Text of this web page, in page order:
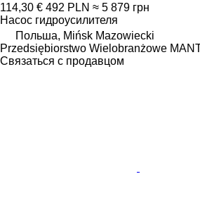
114,30 € 492 PLN ≈ 5 879 грн
Насос гидроусилителя
Польша, Mińsk Mazowiecki
Przedsiębiorstwo Wielobranżowe
Связаться с продавцом